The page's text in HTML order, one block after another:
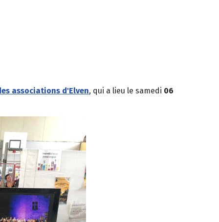
associations d'Elven, qui a lieu le samedi 06